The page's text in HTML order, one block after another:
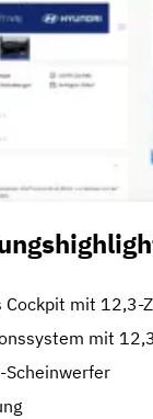
Cockpit mit 12,3-
mit
Scheinwerfer